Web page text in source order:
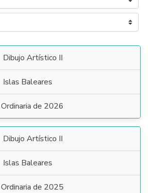
Dibujo Artístico II
Islas Baleares
Ordinaria de 2026
Dibujo Artístico II
Islas Baleares
Ordinaria de 2025